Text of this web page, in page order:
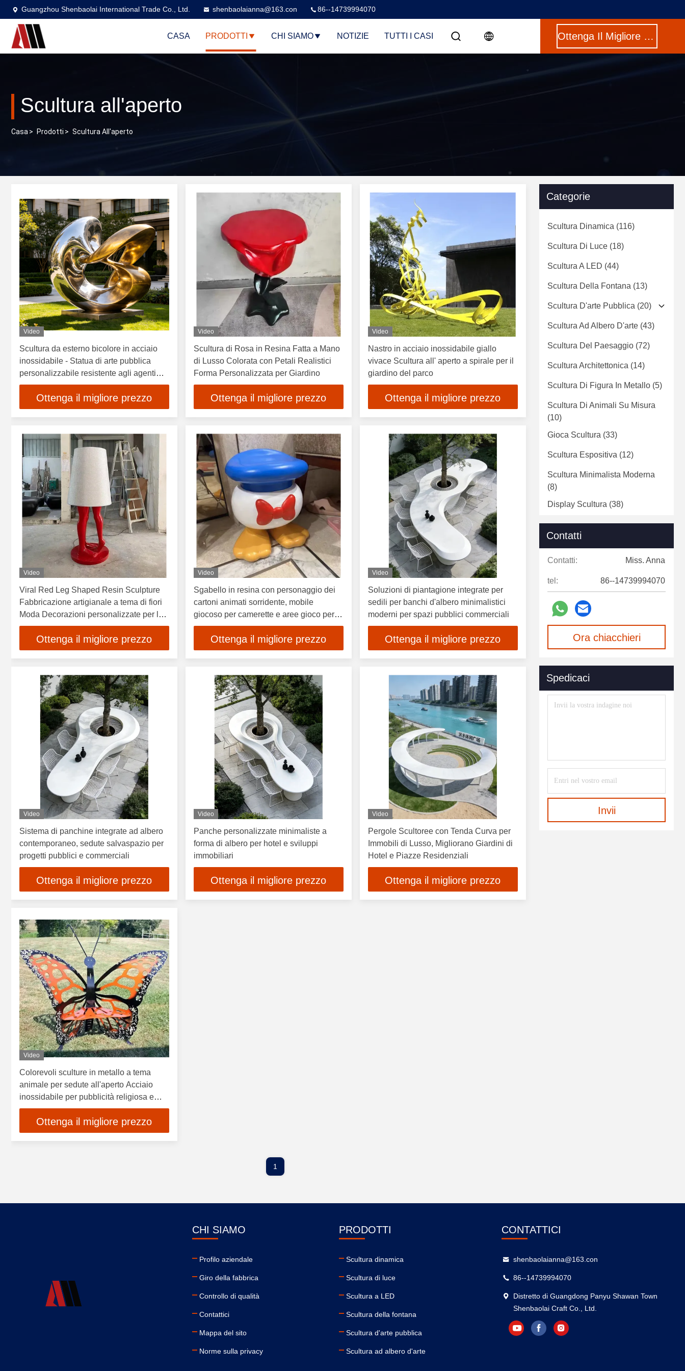
Guangzhou Shenbaolai International Trade Co., Ltd. shenbaolaianna@163.con 86--14739994070
CASA PRODOTTI CHI SIAMO NOTIZIE TUTTI I CASI Ottenga Il Migliore Prezzo
Scultura all'aperto
Casa> Prodotti > Scultura All'aperto
Video
Scultura da esterno bicolore in acciaio
inossidabile - Statua di arte pubblica
personalizzabile resistente agli agenti
atmosferici per il paesaggio
Ottenga il migliore prezzo
Video
Scultura di Rosa in Resina Fatta a Mano
di Lusso Colorata con Petali Realistici
Forma Personalizzata per Giardino
Ottenga il migliore prezzo
Video
Nastro in acciaio inossidabile giallo
vivace Scultura all' aperto a spirale per il
giardino del parco
Ottenga il migliore prezzo
Video
Viral Red Leg Shaped Resin Sculpture
Fabbricazione artigianale a tema di fiori
Moda Decorazioni personalizzate per la
casa
Ottenga il migliore prezzo
Video
Sgabello in resina con personaggio dei
cartoni animati sorridente, mobile
giocoso per camerette e aree gioco per
bambini
Ottenga il migliore prezzo
Video
Soluzioni di piantagione integrate per
sedili per banchi d'albero minimalistici
moderni per spazi pubblici commerciali
Ottenga il migliore prezzo
Video
Sistema di panchine integrate ad albero
contemporaneo, sedute salvaspazio per
progetti pubblici e commerciali
Ottenga il migliore prezzo
Video
Panche personalizzate minimaliste a
forma di albero per hotel e sviluppi
immobiliari
Ottenga il migliore prezzo
Video
Pergole Scultoree con Tenda Curva per
Immobili di Lusso, Migliorano Giardini di
Hotel e Piazze Residenziali
Ottenga il migliore prezzo
Video
Colorevoli sculture in metallo a tema
animale per sedute all'aperto Acciaio
inossidabile per pubblicità religiosa e
occasioni di anniversario
Ottenga il migliore prezzo
Categorie
Scultura Dinamica (116)
Scultura Di Luce (18)
Scultura A LED (44)
Scultura Della Fontana (13)
Scultura D'arte Pubblica (20)
Scultura Ad Albero D'arte (43)
Scultura Del Paesaggio (72)
Scultura Architettonica (14)
Scultura Di Figura In Metallo (5)
Scultura Di Animali Su Misura
(10)
Gioca Scultura (33)
Scultura Espositiva (12)
Scultura Minimalista Moderna
(8)
Display Scultura (38)
Scultura Di Animali In Fibra Di
Vetro(18)
Scultura Decorativa Da Parete
(2)
Contatti
Contatti: Miss. Anna
tel: 86--14739994070
Ora chiacchieri
Spedicaci
Invii
1
CHI SIAMO
Profilo aziendale
Giro della fabbrica
Controllo di qualità
Contattici
Mappa del sito
Norme sulla privacy
PRODOTTI
Scultura dinamica
Scultura di luce
Scultura a LED
Scultura della fontana
Scultura d'arte pubblica
Scultura ad albero d'arte
CONTATTICI
shenbaolaianna@163.con
86--14739994070
Distretto di Guangdong Panyu Shawan Town
Shenbaolai Craft Co., Ltd.